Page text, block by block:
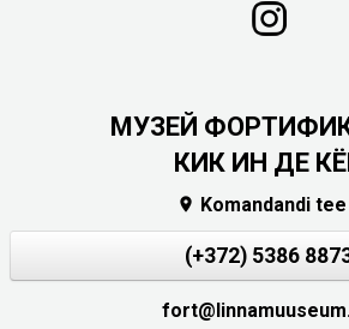
МУЗЕЙ
КИК ИН ДЕ
 Komandandi
(+372) 5386